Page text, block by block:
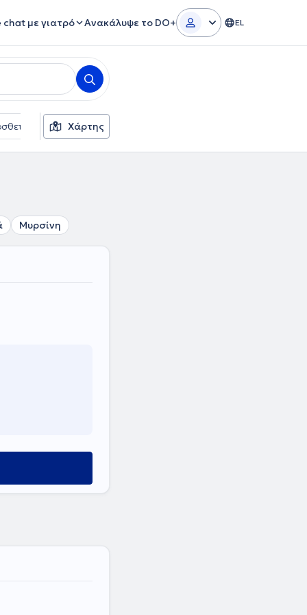
chat με γιατρό Ανακάλυψε το DO+ EL
φίλτρα Φύλο
Χάρτης
Μυρσίνη